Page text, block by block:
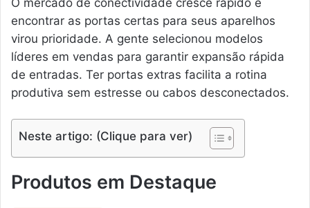
encontrar as portas certas para seus aparelhos
virou prioridade. A gente selecionou modelos
líderes em vendas para garantir expansão rápida
de entradas. Ter portas extras facilita a rotina
produtiva sem estresse ou cabos desconectados.
Neste artigo: (Clique para ver)
Produtos em Destaque